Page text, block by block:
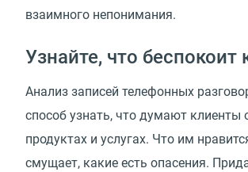
взаимного непонимания.
Узнайте, что беспокоит
Анализ записей телефонных
способ узнать, что думают клиенты
продуктах и услугах. Что им
смущает, какие есть опасения.